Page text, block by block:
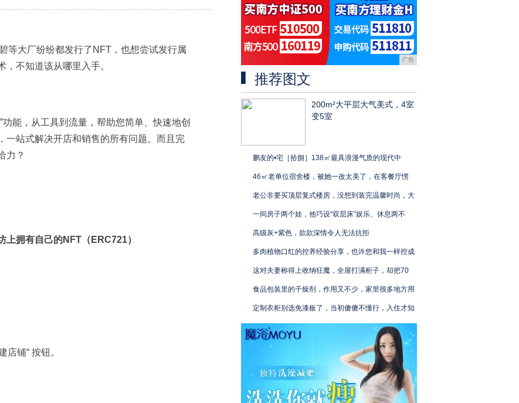
等大厂纷纷都发行了NFT，也想尝试发行属
不知道该从哪里入手。
”功能，从工具到流量，帮助您简单、快速地创
一站式解决开店和销售的所有问题。而且完
力？
上拥有自己的NFT（ERC721）
店铺“ 按钮。
广告
推荐图文
200m²大平层大气美式，4室
变5室
鹏友的•宅［拾捌］138㎡最具浪漫气质的现代中
46㎡老单位宿舍楼，被她一改太美了，在客餐厅愣
老公非要买顶层复式楼房，没想到装完温馨时尚，大
一间房子两个娃，他巧设“双层床”娱乐、休息两不
高级灰+紫色，款款深情令人无法抗拒
多肉植物口红的控养经验分享，也许您和我一样控成
这对夫妻称得上收纳狂魔，全屋打满柜子，却把70
食品包装里的干燥剂，作用又不少，家里很多地方用
定制衣柜别选免漆板了，当初傻傻不懂行，入住才知